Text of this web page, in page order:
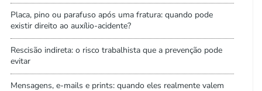
Placa, pino ou parafuso após uma fratura: quando pode
existir direito ao auxílio-acidente?
Rescisão indireta: o risco trabalhista que a prevenção pode
evitar
Mensagens, e-mails e prints: quando eles realmente valem